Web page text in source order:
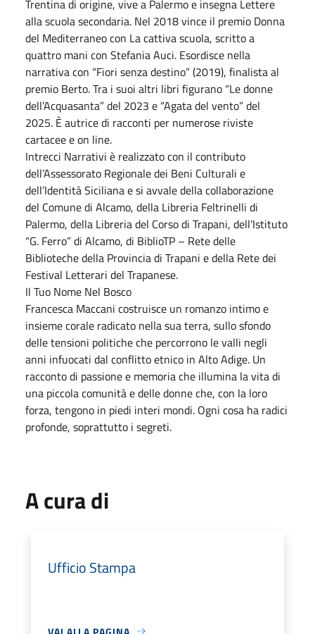
Trentina di origine, vive a Palermo e insegna Lettere
alla scuola secondaria. Nel 2018 vince il premio Donna
del Mediterraneo con La cattiva scuola, scritto a
quattro mani con Stefania Auci. Esordisce nella
narrativa con “Fiori senza destino” (2019), finalista al
premio Berto. Tra i suoi altri libri figurano “Le donne
dell’Acquasanta” del 2023 e “Agata del vento” del
2025. È autrice di racconti per numerose riviste
cartacee e on line.
Intrecci Narrativi è realizzato con il contributo
dell’Assessorato Regionale dei Beni Culturali e
dell’Identità Siciliana e si avvale della collaborazione
del Comune di Alcamo, della Libreria Feltrinelli di
Palermo, della Libreria del Corso di Trapani, dell’Istituto
“G. Ferro” di Alcamo, di BiblioTP – Rete delle
Biblioteche della Provincia di Trapani e della Rete dei
Festival Letterari del Trapanese.
Il Tuo Nome Nel Bosco
Francesca Maccani costruisce un romanzo intimo e
insieme corale radicato nella sua terra, sullo sfondo
delle tensioni politiche che percorrono le valli negli
anni infuocati dal conflitto etnico in Alto Adige. Un
racconto di passione e memoria che illumina la vita di
una piccola comunità e delle donne che, con la loro
forza, tengono in piedi interi mondi. Ogni cosa ha radici
profonde, soprattutto i segreti.
A cura di
Ufficio Stampa